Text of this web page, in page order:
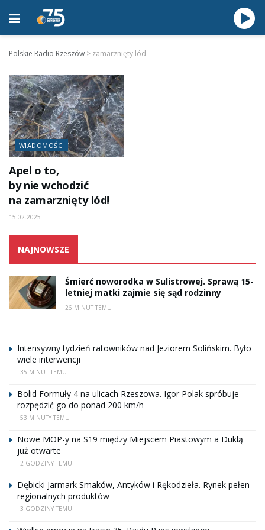
Polskie Radio Rzeszów > zamarznięty lód
WIADOMOŚCI
Apel o to,
by nie wchodzić
na zamarznięty lód!
15.02.2025
NAJNOWSZE
Śmierć noworodka w Sulistrowej. Sprawą 15-
letniej matki zajmie się sąd rodzinny
26 MINUT TEMU
Intensywny tydzień ratowników nad Jeziorem Solińskim. Było
wiele interwencji
35 MINUT TEMU
Bolid Formuły 4 na ulicach Rzeszowa. Igor Polak spróbuje
rozpędzić go do ponad 200 km/h
53 MINUTY TEMU
Nowe MOP-y na S19 między Miejscem Piastowym a Duklą
już otwarte
2 GODZINY TEMU
Dębicki Jarmark Smaków, Antyków i Rękodzieła. Rynek pełen
regionalnych produktów
3 GODZINY TEMU